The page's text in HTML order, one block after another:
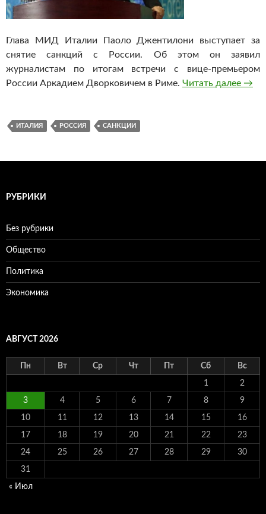
Глава МИД Италии Паоло Джентилони выступает за
снятие санкций с России. Об этом он заявил
журналистам по итогам встречи с вице-премьером
России Аркадием Дворковичем в Риме. Читать далее →
ИТАЛИЯ РОССИЯ САНКЦИИ
РУБРИКИ
Без рубрики
Общество
Политика
Экономика
АВГУСТ 2026
Пн Вт Ср Чт Пт Сб Вс
1 2
3 4 5 6 7 8 9
10 11 12 13 14 15 16
17 18 19 20 21 22 23
24 25 26 27 28 29 30
31
« Июл